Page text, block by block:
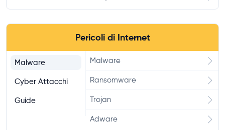
Pericoli di Internet
Malware
Cyber Attacchi
Guide
Malware
Ransomware
Trojan
Adware